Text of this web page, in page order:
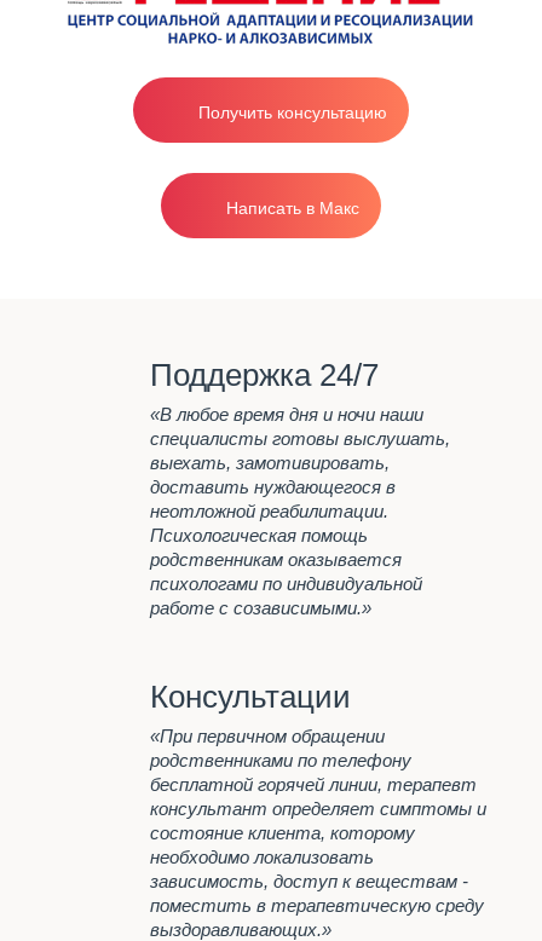
Поведение
Родителям
Вопрос-ответ
Лечение
Вывод из запоя на дому
анонимно
Лечение наркомании
Принудительное лечение
наркомании
Лечение алкоголизма
Вывод из запоя на дому
анонимно
Наша главная задача
Программа реабилитации "12
Анонимное лечение
Пивной алкоголизм
Стационарное лечение
алкоголизма
Принудительное лечение
алкоголизма
Психологическая помощь
алкоголикам
эффективная реабилитация в стационаре
от 1200р/сутки.
Получить консультацию
Написать в Макс
Поддержка 24/7
«В любое время дня и ночи наши
специалисты готовы выслушать,
выехать, замотивировать,
доставить нуждающегося в
неотложной реабилитации.
Психологическая помощь
родственникам оказывается
психологами по индивидуальной
работе с созависимыми.»
Консультации
«При первичном обращении
родственниками по телефону
бесплатной горячей линии, терапевт
консультант определяет симптомы и
состояние клиента, которому
необходимо локализовать
зависимость, доступ к веществам -
поместить в терапевтическую среду
выздоравливающих.»